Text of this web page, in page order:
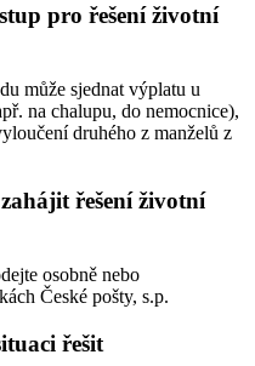
pro řešení životní
může sjednat výplatu u
na chalupu, do nemocnice),
druhého z manželů z
řešení životní
osobně nebo
České pošty, s.p.
řešit